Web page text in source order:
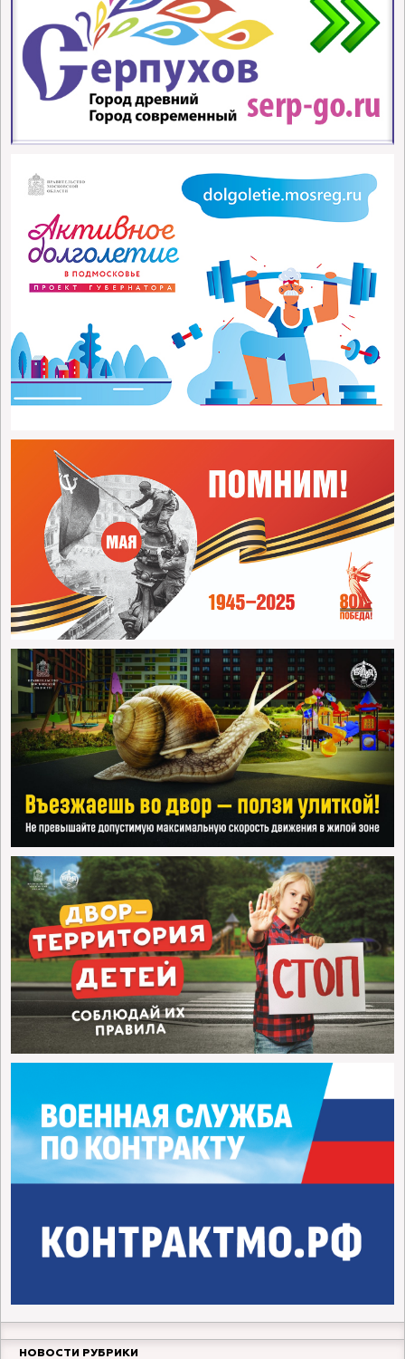
НОВОСТИ РУБРИКИ